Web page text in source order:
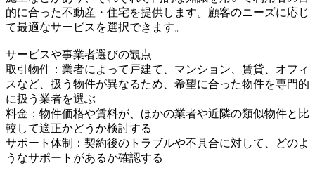
的に合った不動産・住宅を提供します。顧客のニーズに応じ
て最適なサービスを選択できます。
サービスや事業者選びの観点
取引物件：業者によって戸建て、マンション、賃貸、オフィ
スなど、扱う物件が異なるため、希望に合った物件を専門的
に扱う業者を選ぶ
料金：物件価格や賃料が、ほかの業者や近隣の類似物件と比
較して適正かどうか検討する
サポート体制：契約後のトラブルや不具合に対して、どのよ
うなサポートがあるか確認する